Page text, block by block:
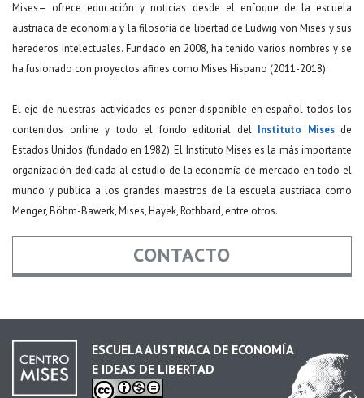
Mises— ofrece educación y noticias desde el enfoque de la escuela
austriaca de economía y la filosofía de libertad de Ludwig von Mises y sus
herederos intelectuales. Fundado en 2008, ha tenido varios nombres y se
ha fusionado con proyectos afines como Mises Hispano (2011-2018).
El eje de nuestras actividades es poner disponible en español todos los
contenidos online y todo el fondo editorial del Instituto Misesde
Estados Unidos (fundado en 1982). El Instituto Mises es la más importante
organización dedicada al estudio de la economía de mercado en todo el
mundo y publica a los grandes maestros de la escuela austriaca como
Menger, Böhm-Bawerk, Mises, Hayek, Rothbard, entre otros.
CONTACTO
Email *
ESCUELA AUSTRIACA DE ECONOMÍA
E IDEAS DE LIBERTAD